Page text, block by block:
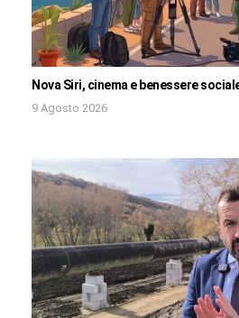
Nova Siri, cinema e benessere
9 Agosto 2026